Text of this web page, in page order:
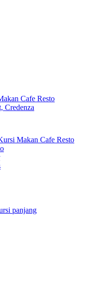
Cafe Resto
Credenza
Makan Cafe Resto
panjang